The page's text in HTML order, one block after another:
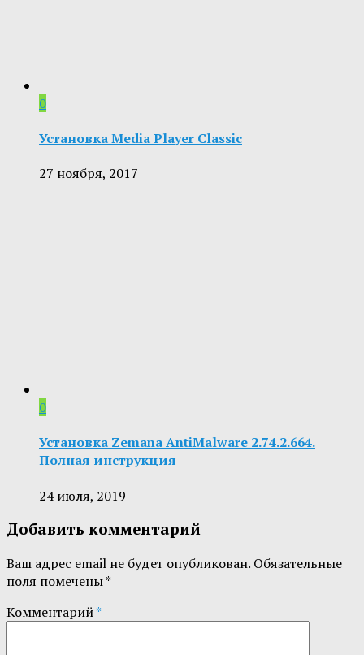
0
Установка Media Player Classic
27 ноября, 2017
0
Установка Zemana AntiMalware 2.74.2.664.
Полная инструкция
24 июля, 2019
Добавить комментарий
Ваш адрес email не будет опубликован. Обязательные
поля помечены*
Комментарий*